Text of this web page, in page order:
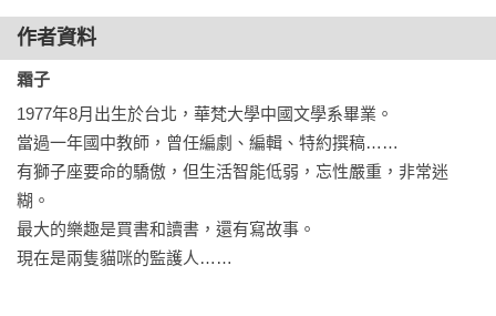
氣勢洶洶地奔出來，我爸看情況不妙，趕緊飛撲到我身前，肉
身相護，陪著笑臉勸說：「別生氣，小孩子說話不知輕重，妳
千萬別跟她認真！消消氣，我幫妳切菜洗碗！」
我媽對我爸的態度比對我還差，理都不理，指著我怒吼，
「程秀翎，妳給老娘說清楚，誰害妳了？誰讓妳不聰明了？不
聰明是妳自己的問題，和妳媽有什麼關係？啊！」
作者資料
霜子
1977年8月出生於台北，華梵大學中國文學系畢業。
當過一年國中教師，曾任編劇、編輯、特約撰稿……
有獅子座要命的驕傲，但生活智能低弱，忘性嚴重，非常迷
糊。
最大的樂趣是買書和讀書，還有寫故事。
現在是兩隻貓咪的監護人……